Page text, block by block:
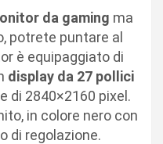
da gaming ma
potrete puntare al
è equipaggiato di
display da 27 pollici
di 2840×2160 pixel.
in colore nero con
di regolazione.